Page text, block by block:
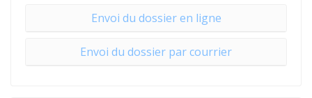
Envoi du dossier en ligne
Envoi du dossier par courrier